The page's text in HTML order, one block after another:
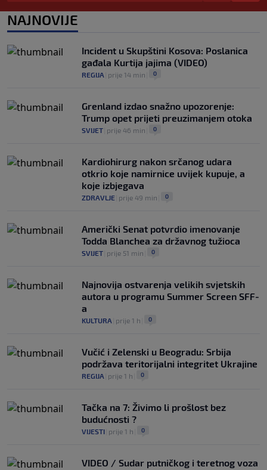
0
ljubav: Njihova priča ponovo postala
viralna
NOGOMET 7. aug. 0
NAJNOVIJE
Incident u Skupštini Kosova: Poslanica
gađala Kurtija jajima (VIDEO)
REGIJA prije 14 min 0
Grenland izdao snažno upozorenje:
Trump opet prijeti preuzimanjem otoka
SVIJET prije 46 min 0
Kardiohirurg nakon srčanog udara
otkrio koje namirnice uvijek kupuje, a
koje izbjegava
ZDRAVLJE prije 49 min 0
Američki Senat potvrdio imenovanje
Todda Blanchea za državnog tužioca
SVIJET prije 51 min 0
Najnovija ostvarenja velikih svjetskih
autora u programu Summer Screen SFF-
a
KULTURA prije 1 h 0
Vučić i Zelenski u Beogradu: Srbija
podržava teritorijalni integritet Ukrajine
REGIJA prije 1 h 0
Tačka na 7: Živimo li prošlost bez
budućnosti ?
VIJESTI prije 1 h 0
VIDEO / Sudar putničkog i teretnog voza